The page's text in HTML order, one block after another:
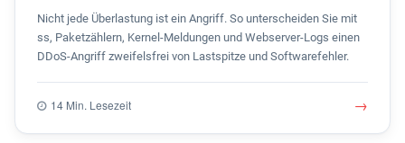
Nicht jede Überlastung ist ein Angriff. So unterscheiden Sie mit
ss, Paketzählern, Kernel-Meldungen und Webserver-Logs einen
DDoS-Angriff zweifelsfrei von Lastspitze und Softwarefehler.
14 Min. Lesezeit →